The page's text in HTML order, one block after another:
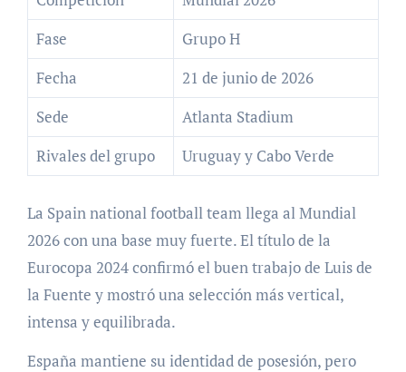
Fase
Grupo H
Fecha
21 de junio de 2026
Sede
Atlanta Stadium
Rivales del grupo
Uruguay y Cabo Verde
La Spain national football team llega al Mundial
2026 con una base muy fuerte. El título de la
Eurocopa 2024 confirmó el buen trabajo de Luis de
la Fuente y mostró una selección más vertical,
intensa y equilibrada.
España mantiene su identidad de posesión, pero